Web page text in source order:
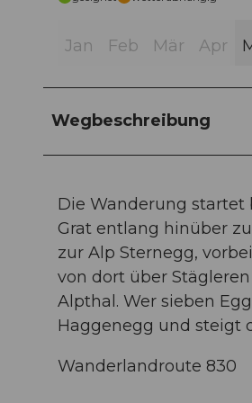
Jan Feb Mär Apr
Wegbeschreibung
Die Wanderung startet
Grat entlang hinüber
zur Alp Sternegg,
von dort über
Alpthal. Wer sieben
Haggenegg und steigt
Wanderlandroute 830